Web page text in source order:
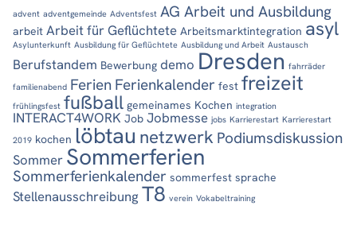
advent adventgemeinde Adventsfest AG Arbeit und Ausbildung
arbeit Arbeit für Geflüchtete Arbeitsmarktintegration asyl
Asylunterkunft Ausbildung für Geflüchtete Ausbildung und Arbeit Austausch
Berufstandem Bewerbung demo Dresden fahrräder
familienabend Ferien Ferienkalender fest freizeit
frühlingsfest fußball gemeinames Kochen integration
INTERACT4WORK Job Jobmesse jobs Karrierestart Karrierestart
2019 kochen löbtau netzwerk Podiumsdiskussion
Sommer Sommerferien
Sommerferienkalender sommerfest sprache
Stellenausschreibung T8 verein Vokabeltraining